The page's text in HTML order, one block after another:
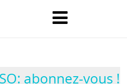
abonnez-vous !